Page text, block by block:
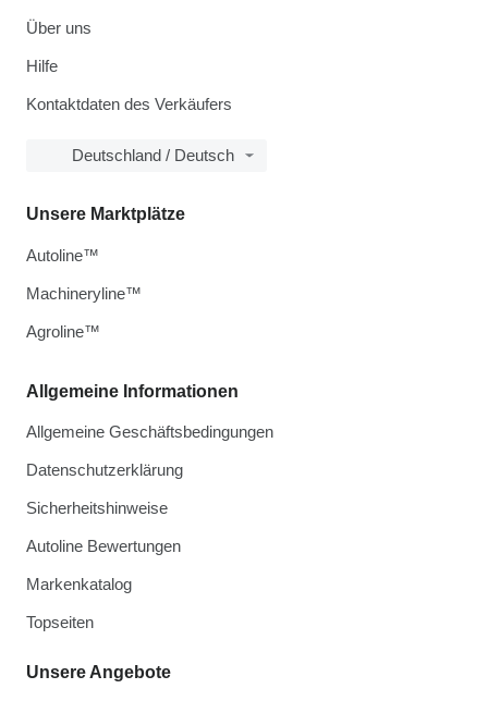
Über uns
Hilfe
Kontaktdaten des Verkäufers
Deutschland / Deutsch
Allgemeine Informationen
Allgemeine Geschäftsbedingungen
Datenschutzerklärung
Sicherheitshinweise
Autoline Bewertungen
Markenkatalog
Topseiten
Unsere Angebote
Unsere Marktplätze
Autoline™
Machineryline™
Agroline™